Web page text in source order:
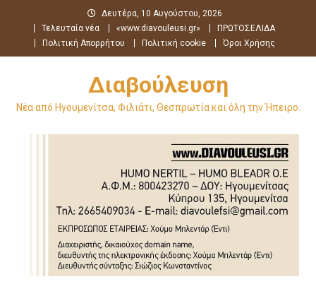
περιεχόμενο
Δευτέρα, 10 Αυγούστου, 2026
Τελευταία νέα
«www.diavouleusi.gr»
ΠΡΩΤΟΣΕΛΙΔΑ
Πολιτική Απορρήτου
Πολιτική cookie Όροι Χρήσης
Διαβούλευση
Νέα από Ηγουμενίτσα, Φιλιάτι, Θεσπρωτία και όλη την Ήπειρο.